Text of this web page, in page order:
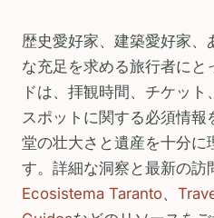
歴史愛好家、建築愛好家、
な充足を求める旅行者にと
ドは、拝観時間、チケッ
スポットに関する必須情
堂の壮大さと遺産を十分に
す。詳細な洞察と最新の訪
Ecosistema Taranto、